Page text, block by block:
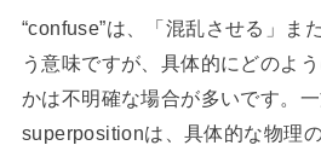
“confuse”は、「混乱させる」ま
う意味ですが、具体的にどのよ
かは不明確な場合が多いです。
superpositionは、具体的な物理